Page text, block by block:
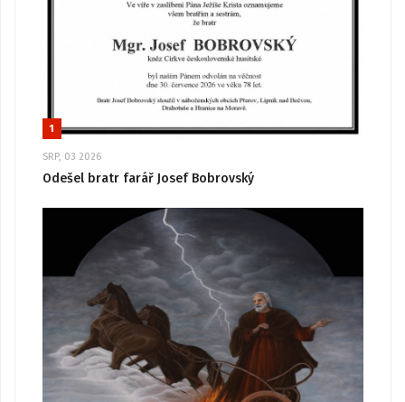
1
SRP, 03 2026
Odešel bratr farář Josef Bobrovský